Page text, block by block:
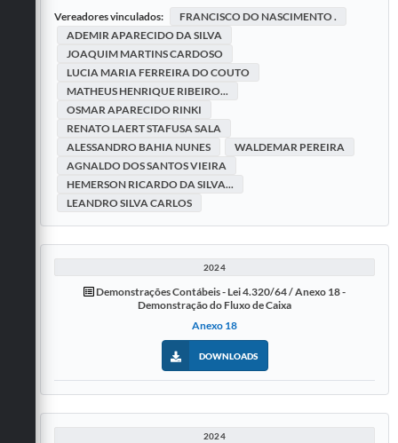
Vereadores vinculados:
FRANCISCO DO NASCIMENTO .
ADEMIR APARECIDO DA SILVA
JOAQUIM MARTINS CARDOSO
LUCIA MARIA FERREIRA DO COUTO
MATHEUS HENRIQUE RIBEIRO...
OSMAR APARECIDO RINKI
RENATO LAERT STAFUSA SALA
ALESSANDRO BAHIA NUNES
WALDEMAR PEREIRA
AGNALDO DOS SANTOS VIEIRA
HEMERSON RICARDO DA SILVA...
LEANDRO SILVA CARLOS
2024
Demonstrações Contábeis - Lei 4.320/64 / Anexo 18 -
Demonstração do Fluxo de Caixa
Anexo 18
DOWNLOADS
2024